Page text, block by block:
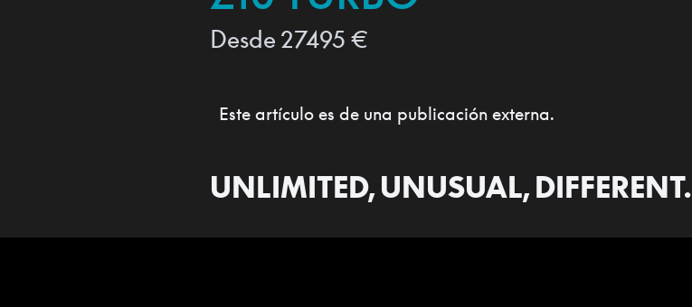
Desde 27495 €
Este artículo es de una publicación externa.
UNLIMITED, UNUSUAL, DIFFERENT.